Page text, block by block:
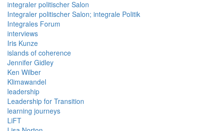
integraler politischer Salon
Integraler politischer Salon; integrale Politik
Integrales Forum
interviews
Iris Kunze
islands of coherence
Jennifer Gidley
Ken Wilber
Klimawandel
leadership
Leadership for Transition
learning journeys
LiFT